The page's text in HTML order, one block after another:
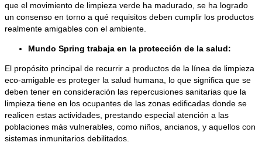
que el movimiento de limpieza verde ha madurado, se ha logrado
un consenso en torno a qué requisitos deben cumplir los productos
realmente amigables con el ambiente.
Mundo Spring trabaja en la protección de la salud:
El propósito principal de recurrir a productos de la línea de limpieza
eco-amigable es proteger la salud humana, lo que significa que se
deben tener en consideración las repercusiones sanitarias que la
limpieza tiene en los ocupantes de las zonas edificadas donde se
realicen estas actividades, prestando especial atención a las
poblaciones más vulnerables, como niños, ancianos, y aquellos con
sistemas inmunitarios debilitados.